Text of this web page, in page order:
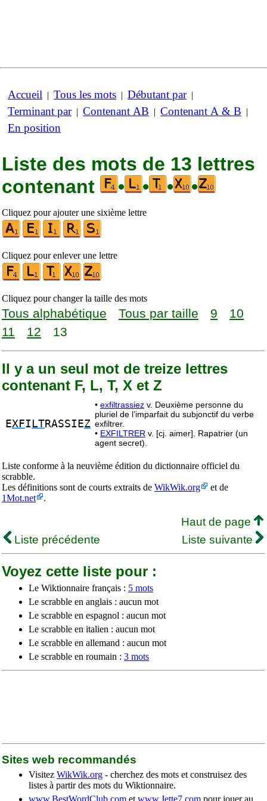
Accueil | Tous les mots | Débutant par|
Terminant par| Contenant AB | Contenant A & B |
En position
Liste des mots de 13 lettres
contenant
• • • •
Cliquez pour ajouter une sixième lettre
Cliquez pour enlever une lettre
Cliquez pour changer la taille des mots
Tous alphabétique Tous par taille 9
10
11
12 13
Il y a un seul mot de treize lettres
contenant F, L, T, X et Z
EXFI LTRASSIEZ
• exfiltrassiez v. Deuxième personne du
pluriel de l’imparfait du subjonctif du verbe
exfiltrer.
• EXFILTRER v. [cj. aimer]. Rapatrier (un
agent secret).
Liste conforme à la neuvième édition du dictionnaire officiel du
scrabble.
Les définitions sont de courts extraits de WikWik.org
et de
1Mot.net
.
Haut de page
Liste précédente
Liste suivante
Voyez cette liste pour :
Le Wiktionnaire français : 5 mots
Le scrabble en anglais : aucun mot
Le scrabble en espagnol : aucun mot
Le scrabble en italien : aucun mot
Le scrabble en allemand : aucun mot
Le scrabble en roumain : 3 mots
Sites web recommandés
Visitez WikWik.org - cherchez des mots et construisez des
listes à partir des mots du Wiktionnaire.
www.BestWordClub.com et www.Jette7.com pour jouer au